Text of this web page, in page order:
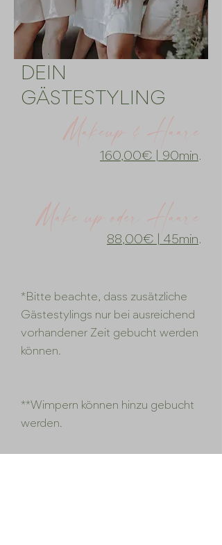
DEIN
GÄSTESTYLING
Makeup & Haare
160,00€ | 90min.
Make up oder Haare
88,00€ | 45min.
*Bitte beachte, dass zusätzliche
Gästestylings nur bei ausreichend
vorhandener Zeit gebucht werden
können.
**Wimpern können hinzu gebucht
werden.